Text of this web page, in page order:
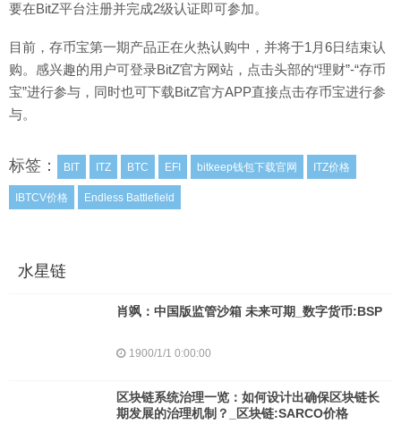
要在BitZ平台注册并完成2级认证即可参加。
目前，存币宝第一期产品正在火热认购中，并将于1月6日结束认
购。感兴趣的用户可登录BitZ官方网站，点击头部的“理财”-“存币
宝”进行参与，同时也可下载BitZ官方APP直接点击存币宝进行参
与。
标签： BIT ITZ BTC EFI bitkeep钱包下载官网 ITZ价格
IBTCV价格 Endless Battlefield
水星链
肖飒：中国版监管沙箱 未来可期_数字货币:BSP
1900/1/1 0:00:00
区块链系统治理一览：如何设计出确保区块链长
期发展的治理机制？_区块链:SARCO价格